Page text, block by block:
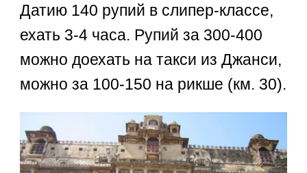
Датию 140 рупий в слипер-классе,
ехать 3-4 часа. Рупий за 300-400
можно доехать на такси из Джанси,
можно за 100-150 на рикше (км. 30).